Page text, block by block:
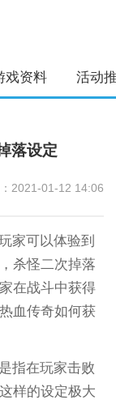
戏资料 活动
落设定
2021-01-12 14:06
家可以体验到
杀怪二次掉落
在战斗中获得
血传奇如何获
指在玩家击败
样的设定极大